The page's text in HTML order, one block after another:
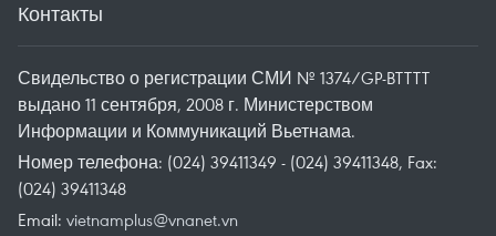
Контакты
Свидельство о регистрации СМИ № 1374/GP-BTTTT
выдано 11 сентября, 2008 г. Министерством
Информации и Коммуникаций Вьетнама.
Номер телефона: (024) 39411349 - (024) 39411348, Fax:
(024) 39411348
Email: vietnamplus@vnanet.vn